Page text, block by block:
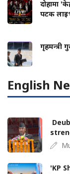
दोहामा
पटक
गृहमन्त्री
English
'KP